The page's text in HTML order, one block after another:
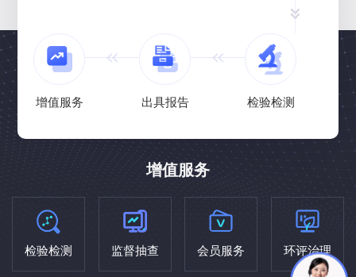
增值服务 出具报告 检验检测
增值服务
检验检测 监督抽查 会员服务 环评治理